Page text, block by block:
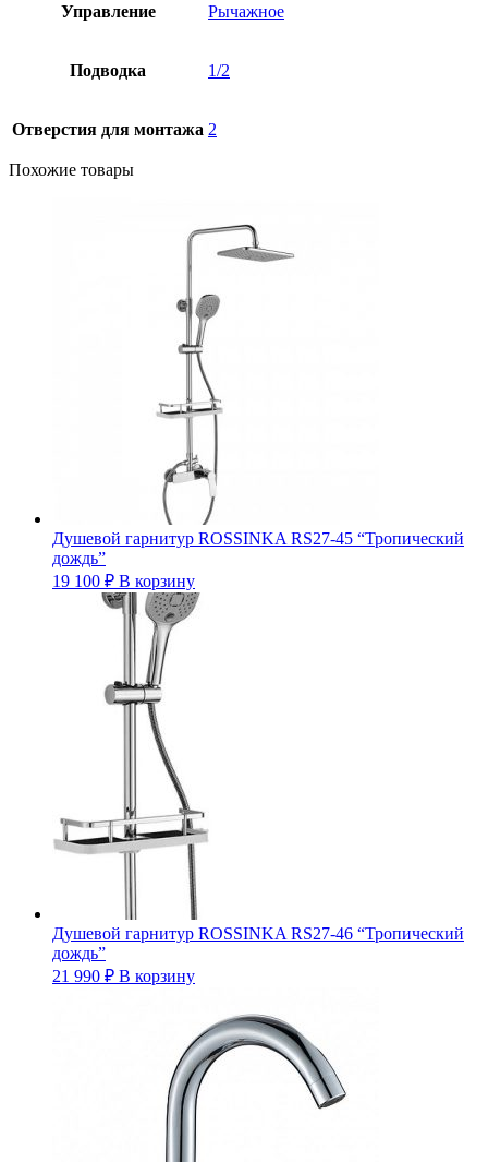
Управление Рычажное
Подводка 1/2
Отверстия для монтажа 2
Похожие товары
Душевой гарнитур ROSSINKA RS27-45 “Тропический
дождь”
19 100 ₽ В корзину
Душевой гарнитур ROSSINKA RS27-46 “Тропический
дождь”
21 990 ₽ В корзину